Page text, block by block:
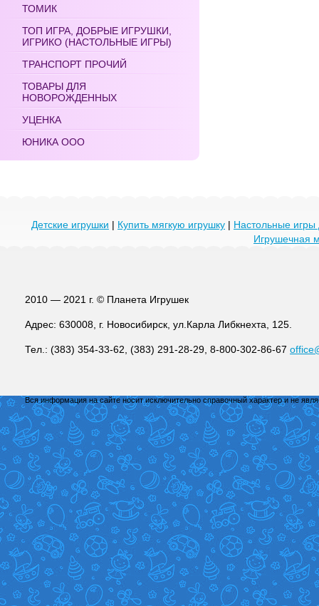
ТОМИК
ТОП ИГРА, ДОБРЫЕ ИГРУШКИ,
ИГРИКО (НАСТОЛЬНЫЕ ИГРЫ)
ТРАНСПОРТ ПРОЧИЙ
ТОВАРЫ ДЛЯ
НОВОРОЖДЕННЫХ
УЦЕНКА
ЮНИКА ООО
Детские игрушки | Купить мягкую игрушку | Настольные игры
Игрушечная
2010 — 2021 г. © Планета Игрушек
Адрес: 630008, г. Новосибирск, ул.Карла Либкнехта, 125.
Тел.: (383) 354-33-62, (383) 291-28-29, 8-800-302-86-67
Вся информация на сайте носит исключительно справочный характер и не